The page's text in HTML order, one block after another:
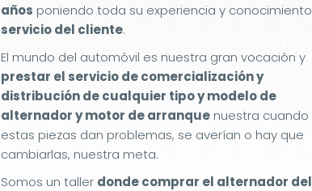
años poniendo toda su experiencia y conocimiento
servicio del cliente.
El mundo del automóvil es nuestra gran vocación y
prestar el servicio de comercialización y
distribución de cualquier tipo y modelo de
alternador y motor de arranquenuestra cuando
estas piezas dan problemas, se averían o hay que
cambiarlas, nuestra meta.
Somos un taller donde comprar el alternador del